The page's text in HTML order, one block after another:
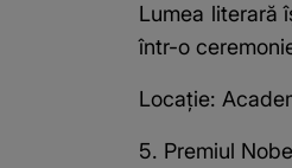
Lumea literară
într-o
Locație:
5. Premiul